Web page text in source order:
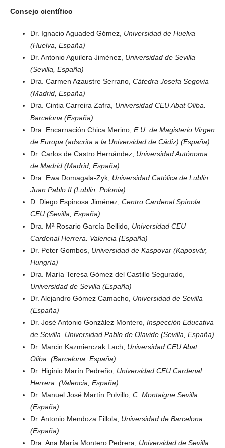
Consejo científico
Dr. Ignacio Aguaded Gómez, Universidad de Huelva
(Huelva, España)
Dr. Antonio Aguilera Jiménez, Universidad de Sevilla
(Sevilla, España)
Dra. Carmen Azaustre Serrano, Cátedra Josefa Segovia
(Madrid, España)
Dra. Cintia Carreira Zafra, Universidad CEU Abat Oliba.
Barcelona (España)
Dra. Encarnación Chica Merino, E.U. de Magisterio Virgen
de Europa (adscrita a la Universidad de Cádiz) (España)
Dr. Carlos de Castro Hernández, Universidad Autónoma
de Madrid (Madrid, España)
Dra. Ewa Domagala-Zyk, Universidad Católica de Lublin
Juan Pablo II (Lublin, Polonia)
D. Diego Espinosa Jiménez, Centro Cardenal Spínola
CEU (Sevilla, España)
Dra. Mª Rosario García Bellido, Universidad CEU
Cardenal Herrera. Valencia (España)
Dr. Peter Gombos, Universidad de Kaspovar (Kaposvár,
Hungría)
Dra. María Teresa Gómez del Castillo Segurado,
Universidad de Sevilla (España)
Dr. Alejandro Gómez Camacho, Universidad de Sevilla
(España)
Dr. José Antonio González Montero, Inspección Educativa
de Sevilla. Universidad Pablo de Olavide (Sevilla, España)
Dr. Marcin Kazmierczak Lach, Universidad CEU Abat
Oliba. (Barcelona, España)
Dr. Higinio Marín Pedreño, Universidad CEU Cardenal
Herrera. (Valencia, España)
Dr. Manuel José Martín Polvillo, C. Montaigne Sevilla
(España)
Dr. Antonio Mendoza Fillola, Universidad de Barcelona
(España)
Dra. Ana María Montero Pedrera, Universidad de Sevilla